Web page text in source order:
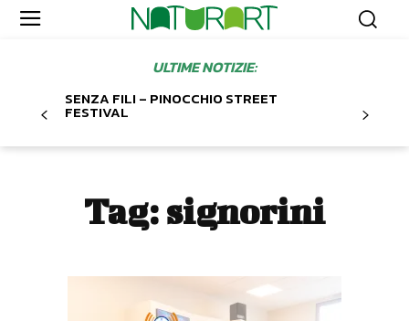
ULTIME NOTIZIE:
SENZA FILI – PINOCCHIO STREET
FESTIVAL
Tag: signorini